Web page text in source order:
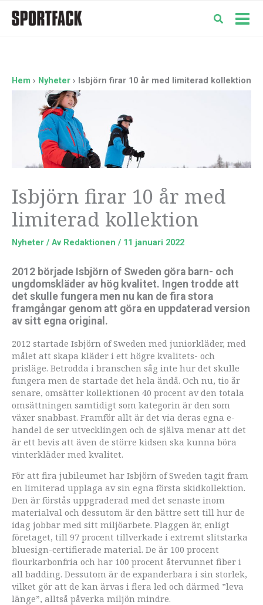
Hem Nyheter Isbjörn firar 10 år med limiterad kollektion
Isbjörn firar 10 år med
limiterad kollektion
Nyheter / Av Redaktionen / 11 januari 2022
2012 började Isbjörn of Sweden göra barn- och
ungdomskläder av hög kvalitet. Ingen trodde att
det skulle fungera men nu kan de fira stora
framgångar genom att göra en uppdaterad version
av sitt egna original.
2012 startade Isbjörn of Sweden med juniorkläder, med
målet att skapa kläder i ett högre kvalitets- och
prisläge. Betrodda i branschen såg inte hur det skulle
fungera men de startade det hela ändå. Och nu, tio år
senare, omsätter kollektionen 40 procent av den totala
omsättningen samtidigt som kategorin är den som
växer snabbast. Framför allt är det via deras egna e-
handel de ser utvecklingen och de själva menar att det
är ett bevis att även de större kidsen ska kunna böra
vinterkläder med kvalitet.
För att fira jubileumet har Isbjörn of Sweden tagit fram
en limiterad upplaga av sin egna första skidkollektion.
Den är förstås uppgraderad med det senaste inom
materialval och dessutom är den bättre sett till hur de
idag jobbar med sitt miljöarbete. Plaggen är, enligt
företaget, till 97 procent tillverkade i extremt slitstarka
bluesign-certifierade material. De är 100 procent
flourkarbonfria och har 100 procent återvunnet fiber i
all badding. Dessutom är de expanderbara i sin storlek,
vilket gör att de kan ärvas i flera led och därmed ”leva
länge”, alltså påverka miljön mindre.